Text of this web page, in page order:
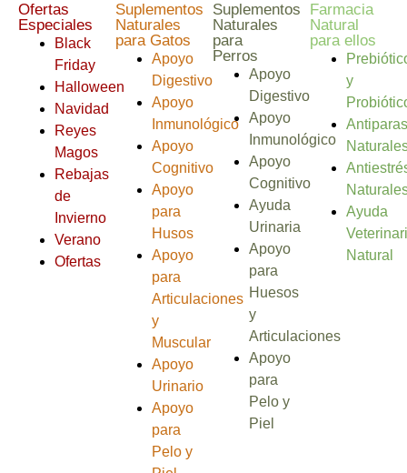
Ofertas
Especiales
Black
Friday
Halloween
Navidad
Reyes
Magos
Rebajas
de
Invierno
Verano
Ofertas
Suplementos
Naturales
para Gatos
Apoyo
Digestivo
Apoyo
Inmunológico
Apoyo
Cognitivo
Apoyo
para
Husos
Apoyo
para
Articulaciones
y
Muscular
Apoyo
Urinario
Apoyo
para
Pelo y
Suplementos
Naturales
para
Perros
Apoyo
Digestivo
Apoyo
Inmunológico
Apoyo
Cognitivo
Ayuda
Urinaria
Apoyo
para
Huesos
y
Articulaciones
Apoyo
para
Pelo y
Piel
Farmacia
Natural
para ellos
y
Ayuda
Natural